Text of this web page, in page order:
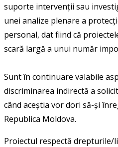
suporte intervenții sau
unei analize plenare a
personal, dat fiind că
scară largă a unui număr
Sunt în continuare valabile
discriminarea indirectă a
când aceștia vor dori să-și
Republica Moldova.
Proiectul respectă drepturile/